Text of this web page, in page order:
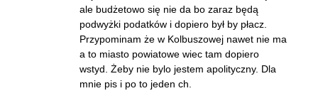
ale budżetowo się nie da bo zaraz będą
podwyżki podatków i dopiero był by płacz.
Przypominam że w Kolbuszowej nawet nie ma
a to miasto powiatowe wiec tam dopiero
wstyd. Żeby nie bylo jestem apolityczny. Dla
mnie pis i po to jeden ch.